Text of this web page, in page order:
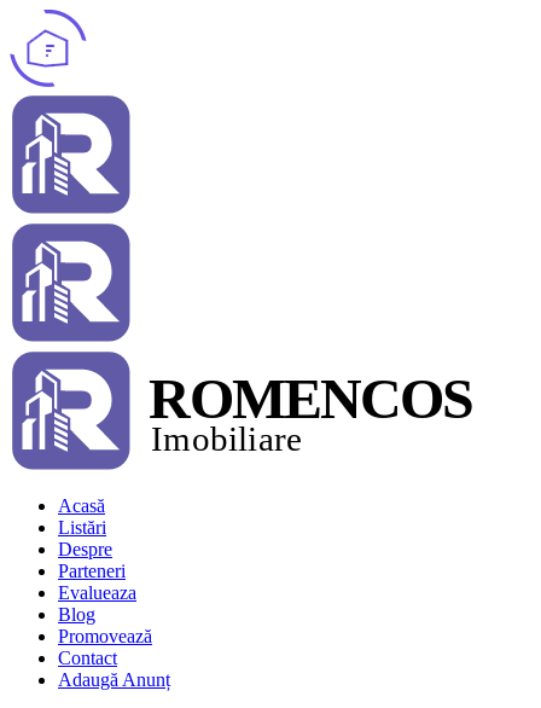
Acasă
Listări
Despre
Parteneri
Evalueaza
Blog
Promovează
Contact
Adaugă Anunț